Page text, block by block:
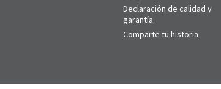
Declaración de calidad y
garantía
Comparte tu historia